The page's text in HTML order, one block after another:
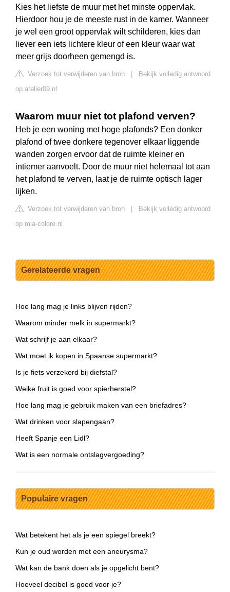
Kies het liefste de muur met het minste oppervlak.
Hierdoor hou je de meeste rust in de kamer. Wanneer
je wel een groot oppervlak wilt schilderen, kies dan
liever een iets lichtere kleur of een kleur waar wat
meer grijs doorheen gemengd is.
Verzoek tot verwijderen van bron
Bekijk volledig antwoord
op atelier09.nl
Waarom muur niet tot plafond verven?
Heb je een woning met hoge plafonds? Een donker
plafond of twee donkere tegenover elkaar liggende
wanden zorgen ervoor dat de ruimte kleiner en
intiemer aanvoelt. Door de muur niet helemaal tot aan
het plafond te verven, laat je de ruimte optisch lager
lijken.
Verzoek tot verwijderen van bron
Bekijk volledig antwoord
op mia-colore.nl
Gerelateerde vragen
Hoe lang mag je links blijven rijden?
Waarom minder melk in supermarkt?
Wat schrijf je aan elkaar?
Wat moet ik kopen in Spaanse supermarkt?
Is je fiets verzekerd bij diefstal?
Welke fruit is goed voor spierherstel?
Hoe lang mag je gebruik maken van een briefadres?
Wat drinken voor slapengaan?
Heeft Spanje een Lidl?
Wat is een normale ontslagvergoeding?
Populaire vragen
Wat betekent het als je een spiegel breekt?
Kun je oud worden met een aneurysma?
Wat kan de bank doen als je opgelicht bent?
Hoeveel decibel is goed voor je?